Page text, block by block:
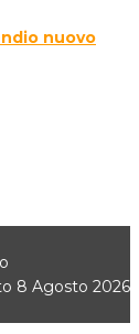
nuovo
8 Agosto 2026